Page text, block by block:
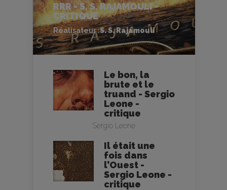
RRR - S. S. RAJAMOULI -
CRITIQUE
Réalisateur :S. S. Rajamouli
Le bon, la
brute et le
truand - Sergio
Leone -
critique
Sergio Leone
Il était une
fois dans
l’Ouest -
Sergio Leone -
critique